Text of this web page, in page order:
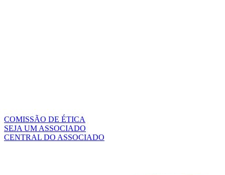
COMISSÃO DE ÉTICA
SEJA UM ASSOCIADO
CENTRAL DO ASSOCIADO